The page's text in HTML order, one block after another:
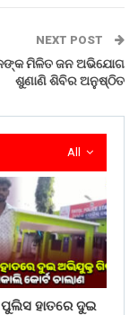
NEXT POST
ମିଳିତ ଜନ ଅଭିଯୋଗ
ଶୁଣାଣି ଶିବିର ଅନୁଷ୍ଠିତ
All
ହାତରେ ଦୁଇ